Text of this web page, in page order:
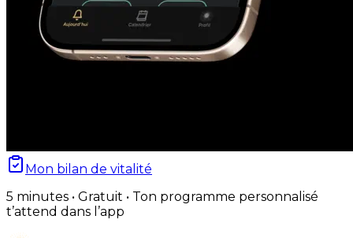
Mon bilan de vitalité
5 minutes • Gratuit • Ton programme personnalisé
t’attend dans l’app